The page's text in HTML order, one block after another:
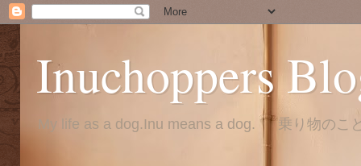
Inuchoppers
My life as a dog.Inu means a dog. 乗り物のこ